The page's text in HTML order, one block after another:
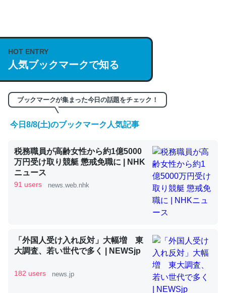
https://isobe324649.hatenablog.com/entry/2023/03/27
/064121
─GPTの仕組みと限界についての考察（１） - conceptualization
くらい。小説でいう「ずっと前の伏線」は回収されないけ
ど、短期記憶というには多い分量。進化すればするほど分
かりやすく強くなりそう
─GPTの仕組みと限界についての考察（１） - conceptualization
昆虫ってカルシウム少ないのか。知らんかった。調べたら
コオロギのカルシウム分はエビの600分の1程度。
─ニュース :: 【研究発表】昆虫学の大問題＝「昆虫はなぜ海にいな
HOT ENTRY
人気ブックマークで知る
ブックマークが集まった今日の話題をチェック！
今日8/8(土)のブックマーク人気記事
税務職員が高齢女性から約1億5000
万円受け取り競艇 懲戒免職に | NHK
ニュース
91 users news.web.nhk
「外国人受け入れ反対」大幅増 東
大調査、若い世代で多く | NEWSjp
182 users news.jp